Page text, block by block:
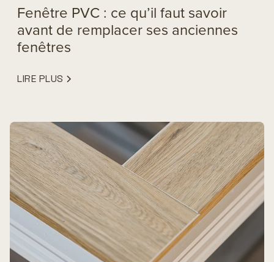
Fenêtre PVC : ce qu’il faut savoir
avant de remplacer ses anciennes
fenêtres
LIRE PLUS